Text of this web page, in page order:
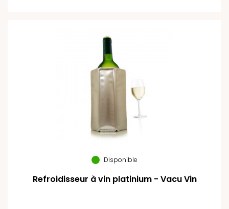
Disponible
Refroidisseur à vin platinium - Vacu Vin